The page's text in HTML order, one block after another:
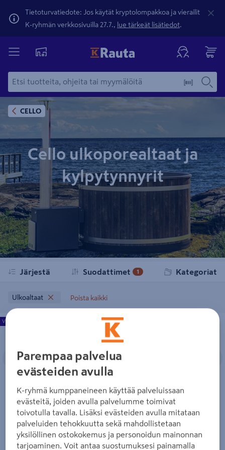
Tietoturvatiedote: Jos käytät kryptolompakkoa ja vierailit
K-ryhmän verkkosivuilla 27.7., lue tärkeät lisätiedot.
CELLO
Cello ulkoporealtaat ja
kylpytynnyrit
Järjestä Suodattimet 1 Kategoriat
Ulkoaltaat Poista kaikki
Ulkoporeallas Cello Vanaja
Edellinen Seuraava
Ulkoporeallas Cello Vanaja
4495€/kpl
4 495 € / kpl
Valmistettu Suomessa
Ulkoporeallas Cello Suvas
Ulkoporeallas Cello Suvas
7495€/kpl
7 495 €/ kpl
Valmistettu Suomessa
Parempaa palvelua
evästeiden avulla
K-ryhmä kumppaneineen käyttää palveluissaan
evästeitä, joiden avulla palvelumme toimivat
toivotulla tavalla. Lisäksi evästeiden avulla mitataan
palveluiden tehokkuutta sekä mahdollistetaan
yksilöllinen ostokokemus ja personoidun mainonnan
tarjoaminen. Voit antaa suostumuksesi painamalla